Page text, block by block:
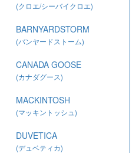
(クロエ/シーバイクロエ)
BARNYARDSTORM
(バンヤードストーム)
CANADA GOOSE
(カナダグース)
MACKINTOSH
(マッキントッシュ)
DUVETICA
(デュベティカ)